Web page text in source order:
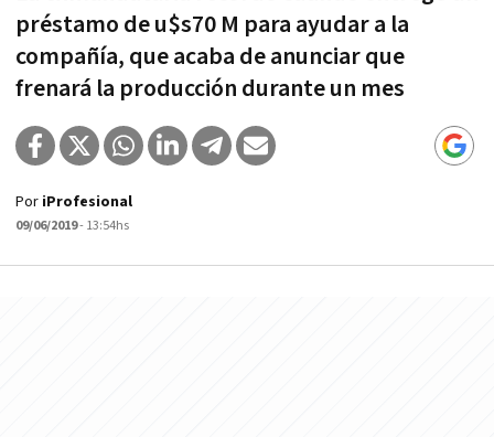
préstamo de u$s70 M para ayudar a la
compañía, que acaba de anunciar que
frenará la producción durante un mes
Por iProfesional
09/06/2019- 13:54hs